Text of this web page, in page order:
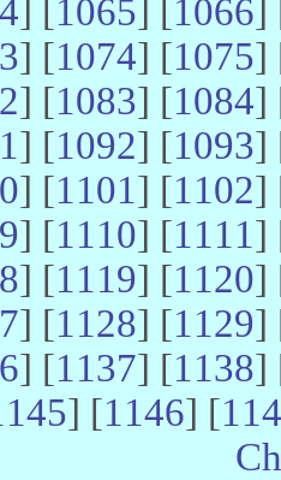
] [1065] [1066]
] [1074] [1075]
] [1083] [1084]
] [1092] [1093]
] [1101] [1102]
] [1110] [1111]
] [1119] [1120]
] [1128] [1129]
] [1137] [1138]
] [1146] [